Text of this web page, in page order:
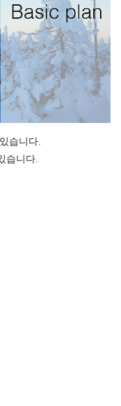
습니다.
습니다.